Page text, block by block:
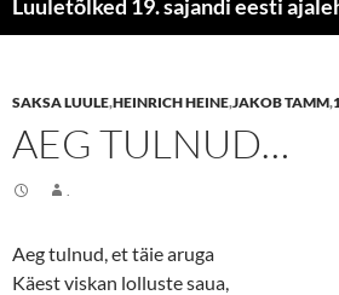
Luuletõlked 19. sajandi eesti
SAKSA LUULE,HEINRICH HEINE,JAKOB TAMM,
AEG TULNUD…
Aeg tulnud, et täie aruga
Käest viskan lolluste saua,